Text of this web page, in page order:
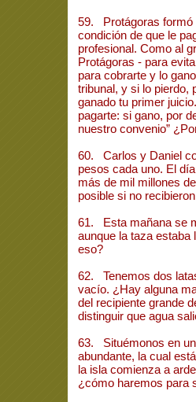
59. Protágoras formó
condición de que le
profesional. Como al
Protágoras - para
para cobrarte y lo
tribunal, y si lo pierdo,
ganado tu primer
pagarte: si gano, por
nuestro convenio”
60. Carlos y Daniel
pesos cada uno. El
más de mil millones
posible si no
61. Esta mañana se
aunque la taza estaba
eso?
62. Tenemos dos
vacío. ¿Hay alguna
del recipiente grande
distinguir que agua
63. Situémonos en
abundante, la cual
la isla comienza a
¿cómo haremos para